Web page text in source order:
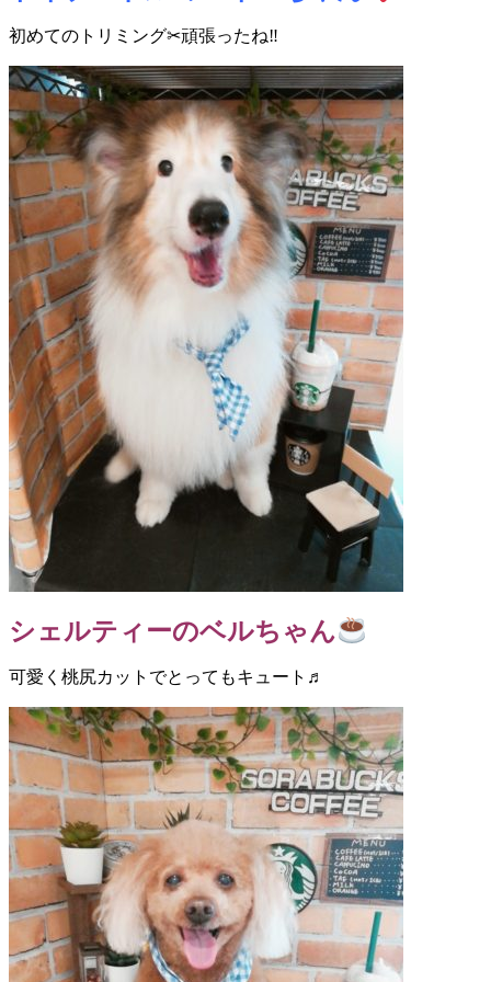
初めてのトリミング✂頑張ったね‼
シェルティーのベルちゃん
可愛く桃尻カットでとってもキュート♬